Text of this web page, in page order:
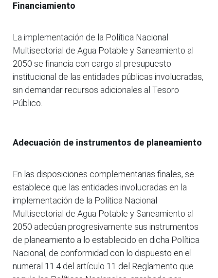
Financiamiento
La implementación de la Política Nacional
Multisectorial de Agua Potable y Saneamiento al
2050 se financia con cargo al presupuesto
institucional de las entidades públicas involucradas,
sin demandar recursos adicionales al Tesoro
Público.
Adecuación de instrumentos de planeamiento
En las disposiciones complementarias finales, se
establece que las entidades involucradas en la
implementación de la Política Nacional
Multisectorial de Agua Potable y Saneamiento al
2050 adecúan progresivamente sus instrumentos
de planeamiento a lo establecido en dicha Política
Nacional, de conformidad con lo dispuesto en el
numeral 11.4 del artículo 11 del Reglamento que